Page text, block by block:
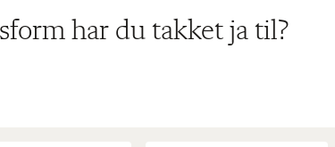
har du takket ja til?